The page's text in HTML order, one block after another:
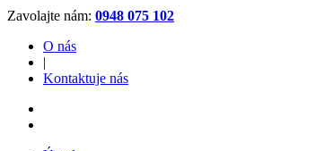
Zavolajte nám: 0948 075 102
O nás
|
Kontaktuje nás